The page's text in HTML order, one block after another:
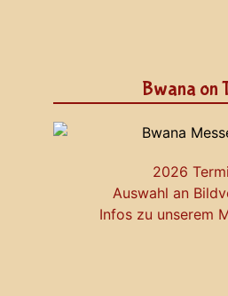
Bwana on
2026
Auswahl an
Infos zu unserem